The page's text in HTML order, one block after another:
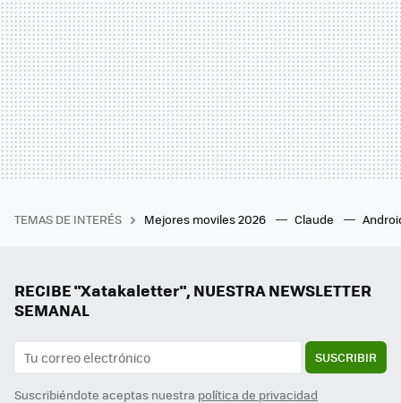
TEMAS DE INTERÉS Mejores moviles 2026 Claude
RECIBE "Xatakaletter", NUESTRA NEWSLETTER
SEMANAL
SUSCRIBIR
Suscribiéndote aceptas nuestra política de privacidad